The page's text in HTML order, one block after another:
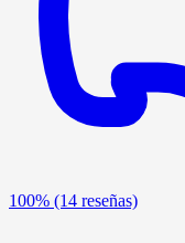
100% (14 reseñas)